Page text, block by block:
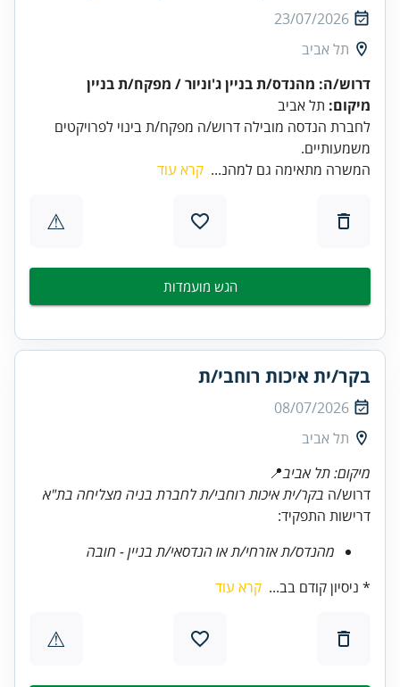
23/07/2026
תל אביב
דרוש/ה: מהנדס/ת בניין ג'וניור / מפקח/ת בניין
מיקום: תל אביב
לחברת הנדסה מובילה דרוש/ה מפקח/ת בינוי לפרויקטים
משמעותיים.
המשרה מתאימה גם למהנ... קרא עוד
⚠
הגש מועמדות
בקר/ית איכות רוחבי/ת
08/07/2026
תל אביב
מיקום: תל אביב📍
דרוש/ה בקר/ית איכות רוחבי/ת לחברת בניה מצליחה בת"א
דרישות התפקיד:
מהנדס/ת אזרחי/ת או הנדסאי/ת בניין - חובה
* ניסיון קודם בב... קרא עוד
⚠